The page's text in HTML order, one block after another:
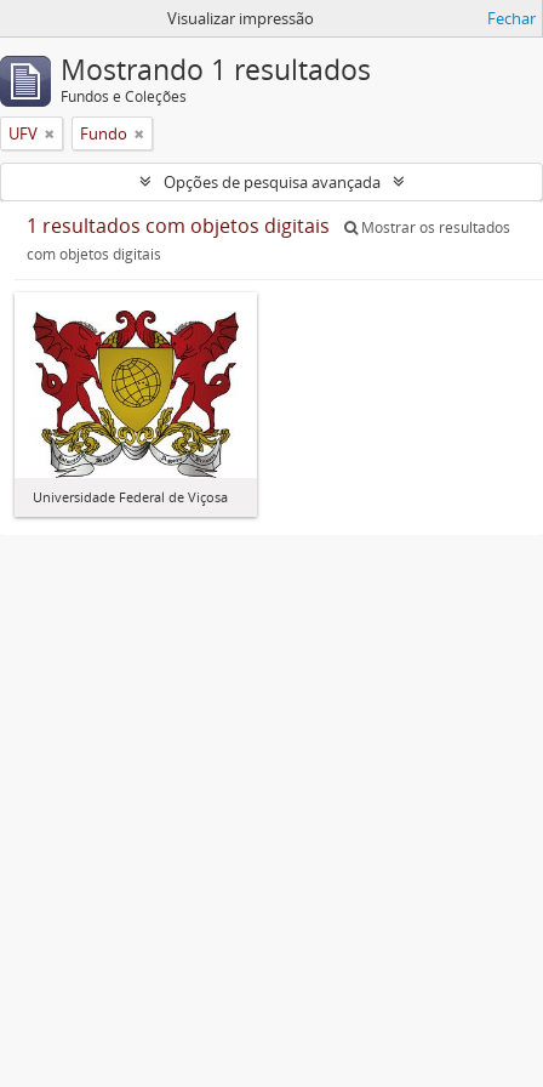
Visualizar impressão Fechar
Mostrando 1 resultados
Fundos e Coleções
UFV Fundo
Opções de pesquisa avançada
1 resultados com objetos digitais
Mostrar os resultados
com objetos digitais
Universidade Federal de Viçosa